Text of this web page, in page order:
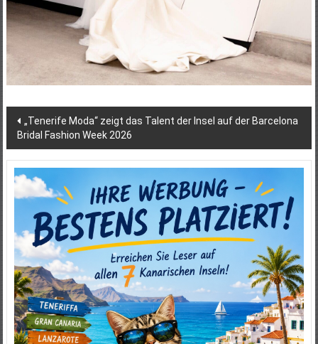
Beitragsnavigation
„Tenerife Moda“ zeigt das Talent der Insel auf der Barcelona
Bridal Fashion Week 2026